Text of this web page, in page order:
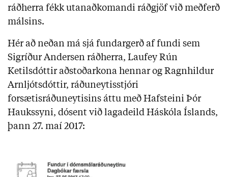
ráðherra fékk utanaðkomandi ráðgjöf við meðferð
málsins.
Hér að neðan má sjá fundargerð af fundi sem
Sigríður Andersen ráðherra, Laufey Rún
Ketilsdóttir aðstoðarkona hennar og Ragnhildur
Arnljótsdóttir, ráðuneytisstjóri
forsætisráðuneytisins áttu með Hafsteini Þór
Haukssyni, dósent við lagadeild Háskóla Íslands,
þann 27. maí 2017: